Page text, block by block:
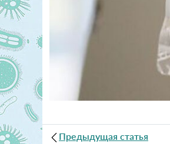
Предыдущая статья